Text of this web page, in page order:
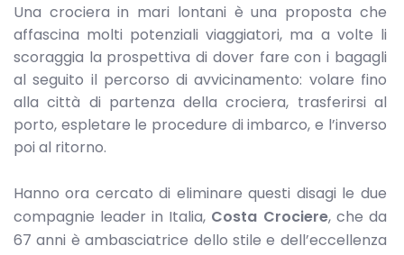
Una crociera in mari lontani è una proposta che
affascina molti potenziali viaggiatori, ma a volte li
scoraggia la prospettiva di dover fare con i bagagli
al seguito il percorso di avvicinamento: volare fino
alla città di partenza della crociera, trasferirsi al
porto, espletare le procedure di imbarco, e l’inverso
poi al ritorno.
Hanno ora cercato di eliminare questi disagi le due
compagnie leader in Italia, Costa Crociere, che da
67 anni è ambasciatrice dello stile e dell’eccellenza